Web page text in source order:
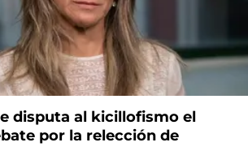
disputa al kicillofismo el
por la relección de